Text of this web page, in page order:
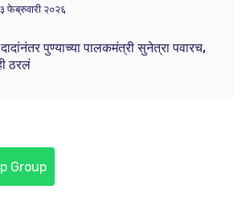
३ फेब्रुवारी २०२६
पुण्याच्या पालकमंत्री सुनेत्रा पवारच,
ठरलं
Group